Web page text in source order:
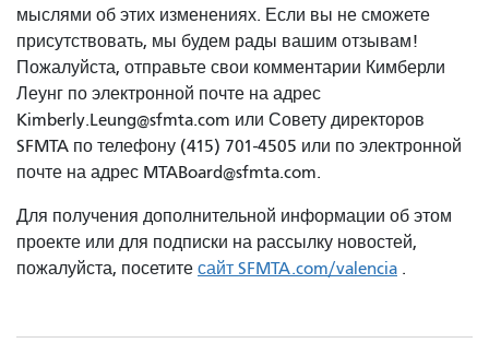
мыслями об этих изменениях. Если вы не сможете
присутствовать, мы будем рады вашим отзывам!
Пожалуйста, отправьте свои комментарии Кимберли
Леунг по электронной почте на адрес
Kimberly.Leung@sfmta.com или Совету директоров
SFMTA по телефону (415) 701-4505 или по электронной
почте на адрес MTABoard@sfmta.com.
Для получения дополнительной информации об этом
проекте или для подписки на рассылку новостей,
пожалуйста, посетите сайт SFMTA.com/valencia .